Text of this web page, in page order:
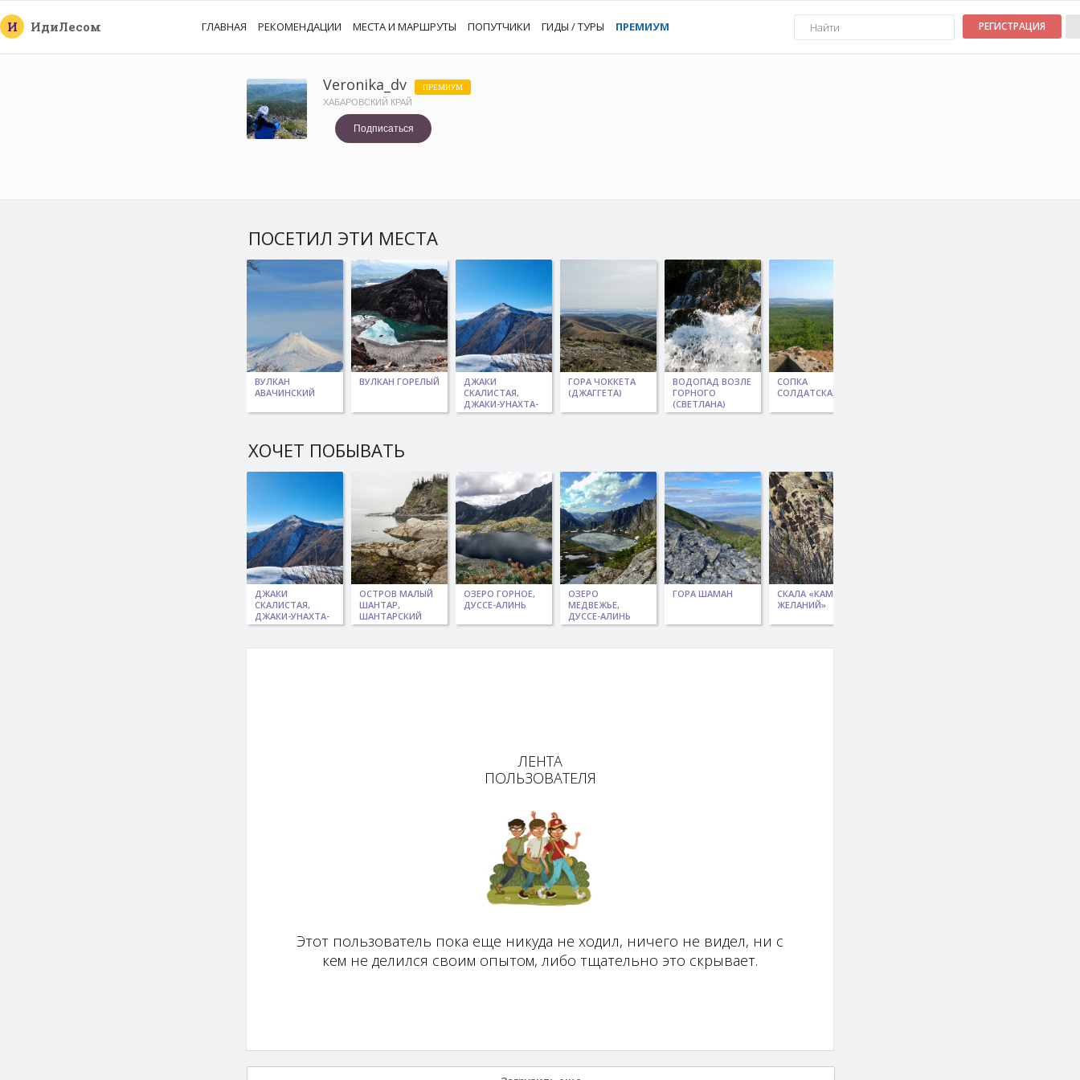
И ИдиЛесом ГЛАВНАЯ РЕКОМЕНДАЦИИ МЕСТА И МАРШРУТЫ ПОПУТЧИКИ ГИДЫ / ТУРЫ ПРЕМИУМ РЕГИСТРАЦИЯ
Veronika_dv ПРЕМИУМ
ХАБАРОВСКИЙ КРАЙ
Подписаться
ПОСЕТИЛ ЭТИ МЕСТА
ВУЛКАН
АВАЧИНСКИЙ
ВУЛКАН ГОРЕЛЫЙ
ДЖАКИ
СКАЛИСТАЯ,
ДЖАКИ-УНАХТА-
ЯКБЫЯНА
ГОРА ЧОККЕТА
(ДЖАГГЕТА)
ВОДОПАД ВОЗЛЕ
ГОРНОГО
(СВЕТЛАНА)
СОПКА
СОЛДАТСКАЯ
ХОЧЕТ ПОБЫВАТЬ
ДЖАКИ
СКАЛИСТАЯ,
ДЖАКИ-УНАХТА-
ЯКБЫЯНА
ОСТРОВ МАЛЫЙ
ШАНТАР,
ШАНТАРСКИЙ
АРХИПЕЛАГ
ОЗЕРО ГОРНОЕ,
ДУССЕ-АЛИНЬ
ОЗЕРО
МЕДВЕЖЬЕ,
ДУССЕ-АЛИНЬ
ГОРА ШАМАН
СКАЛА «КАМЕНЬ
ЖЕЛАНИЙ»
ЛЕНТА
ПОЛЬЗОВАТЕЛЯ
Этот пользователь пока еще никуда не ходил, ничего не видел, ни с
кем не делился своим опытом, либо тщательно это скрывает.